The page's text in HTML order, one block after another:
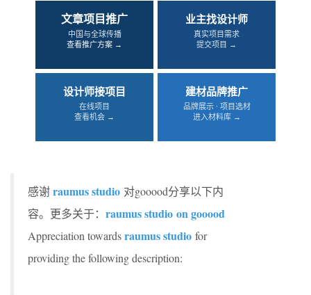
文章项目推广
中国与全球传播
查看推广方案 →
业主找设计师
真实项目需求
提交项目 →
设计师接项目
在线项目
查看机会 →
建材品牌推广
品牌展示 · 项目选材
进入材料库 →
感谢raumus studio 对gooood分享以下内
容。更多关于： raumus studio on gooood
Appreciation towardsraumus studio for
providing the following description: